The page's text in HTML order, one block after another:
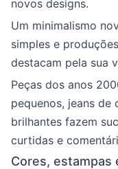
novos designs.
Um minimalismo
simples e
destacam pela sua
Peças dos anos
pequenos, jeans de
brilhantes fazem
curtidas e
Cores, estampas